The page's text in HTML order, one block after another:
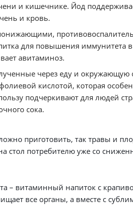
и кишечнике. Йод
и кровь.
для повышения иммунитета
авитаминоз.
через еду и окружающую
кислотой, которая
подчеркивают для людей
сока.
приготовить, так травы и
стол потребителю уже со
– витаминный напиток с
все органы, а вместе с